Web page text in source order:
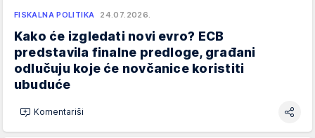
FISKALNA POLITIKA 24.07.2026.
Kako će izgledati novi evro? ECB
predstavila finalne predloge, građani
odlučuju koje će novčanice koristiti
ubuduće
Komentariši